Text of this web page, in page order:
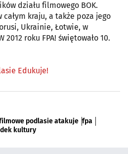
działu filmowego BOK.
całym kraju, a także poza jego
Ukrainie, Łotwie, w
2012 roku FPA! świętowało 10.
Edukuje!
podlasie atakuje fpa
kultury